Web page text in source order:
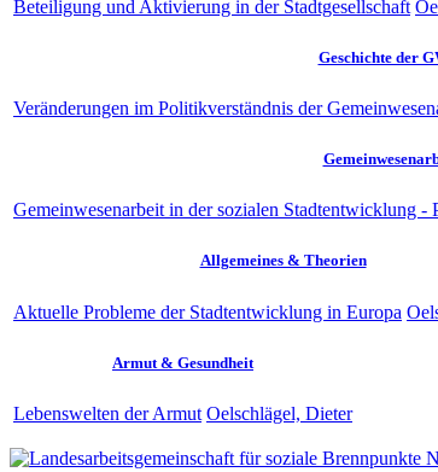
Beteiligung und Aktivierung in der Stadtgesellschaft
Geschichte der
Veränderungen im Politikverständnis der
Gemeinwesenarbeit in der sozialen Stadtentwicklung
Allgemeines & Theorien
Aktuelle Probleme der Stadtentwicklung in Europa
Armut & Gesundheit
Lebenswelten der Armut Oelschlägel, Dieter